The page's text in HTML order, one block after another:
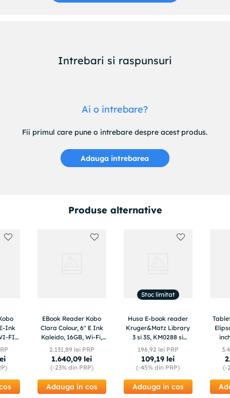
Intrebari si raspunsuri
Ai o intrebare?
Fii primul care pune o intrebare despre acest produs.
Adauga intrebarea
Produse alternative
Ink
FI
EBook Reader Kobo
Clara Colour, 6" E Ink
Kaleido, 16GB, Wi-Fi,
IPX8, Negru
2.131,89 lei PRP
1.640,09 lei
(-23%din PRP)
Adauga in cos
Stoc limitat
Husa E-book reader
Kruger&Matz Library
3 si 3S, KM0288 si
KM0289
196,92 lei PRP
109,19 lei
(-45% din PRP)
Adauga in cos
3.
2
(-